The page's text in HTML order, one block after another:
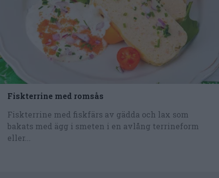
Fiskterrine med romsås
Fiskterrine med fiskfärs av gädda och lax som
bakats med ägg i smeten i en avlång terrineform
eller...